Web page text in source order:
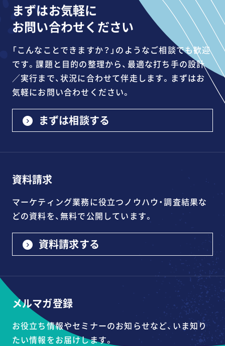
まずはお気軽に
お問い合わせください
「こんなことできますか？」のようなご相談でも歓迎
です。課題と目的の整理から、最適な打ち手の設計
／実行まで、状況に合わせて伴走します。まずはお
気軽にお問い合わせください。
まずは相談する
資料請求
マーケティング業務に役立つノウハウ・調査結果な
どの資料を、無料で公開しています。
資料請求する
メルマガ登録
お役立ち情報やセミナーのお知らせなど、いま知り
たい情報をお届けします。